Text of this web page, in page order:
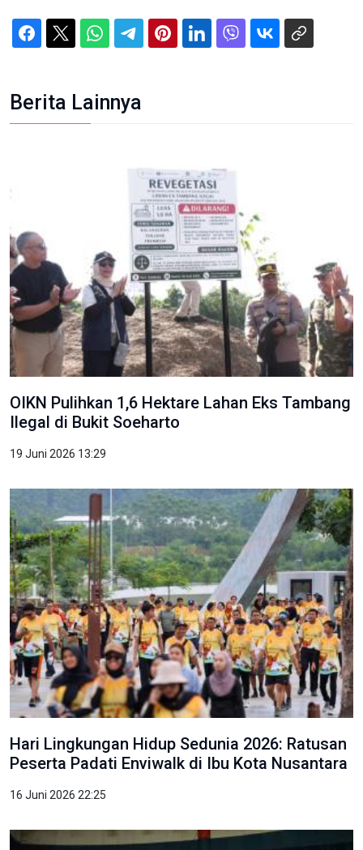
Berita Lainnya
OIKN Pulihkan 1,6 Hektare Lahan Eks Tambang
Ilegal di Bukit Soeharto
19 Juni 2026 13:29
Hari Lingkungan Hidup Sedunia 2026: Ratusan
Peserta Padati Enviwalk di Ibu Kota Nusantara
16 Juni 2026 22:25